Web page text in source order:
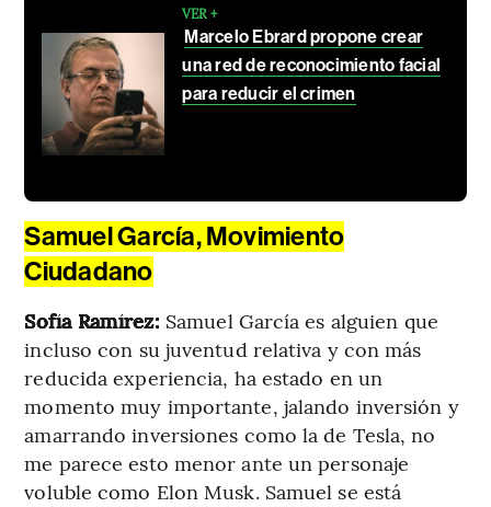
VER +
Marcelo Ebrard propone crear
una red de reconocimiento facial
para reducir el crimen
Samuel García, Movimiento
Ciudadano
Sofía Ramírez: Samuel García es alguien que
incluso con su juventud relativa y con más
reducida experiencia, ha estado en un
momento muy importante, jalando inversión y
amarrando inversiones como la de Tesla, no
me parece esto menor ante un personaje
voluble como Elon Musk. Samuel se está